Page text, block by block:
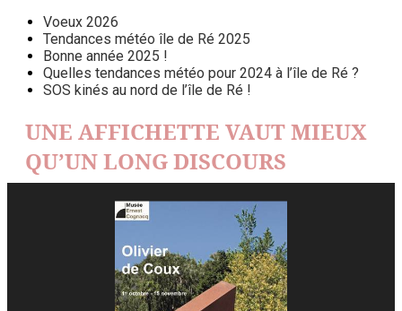
Voeux 2026
Tendances météo île de Ré 2025
Bonne année 2025 !
Quelles tendances météo pour 2024 à l’île de Ré ?
SOS kinés au nord de l’île de Ré !
UNE AFFICHETTE VAUT MIEUX
QU’UN LONG DISCOURS